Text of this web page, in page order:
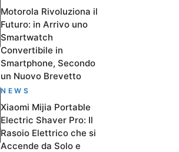
Motorola Rivoluziona il
Futuro: in Arrivo uno
Smartwatch
Convertibile in
Smartphone, Secondo
un Nuovo Brevetto
NEWS
Xiaomi Mijia Portable
Electric Shaver Pro: Il
Rasoio Elettrico che si
Accende da Solo e